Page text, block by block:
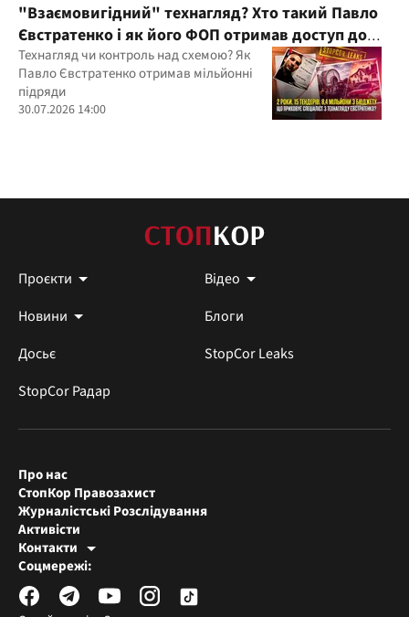
"Взаємовигідний" технагляд? Хто такий Павло
Євстратенко і як його ФОП отримав доступ до
бюджетних мільйонів?
Технагляд чи контроль над схемою? Як
Павло Євстратенко отримав мільйонні
підряди
30.07.2026 14:00
Проєкти
Відео
Новини
Блоги
Досьє
StopCor Leaks
StopCor Радар
Про нас
СтопКор Правозахист
Журналістські Розслідування
Активісти
Контакти
Редакція СтопКора
Журналісти-розслідувачі
Соцмережі: